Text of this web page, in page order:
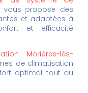
vous propose des
et adaptées à
et efficacité
Morières-lès-
de climatisation
optimal tout au